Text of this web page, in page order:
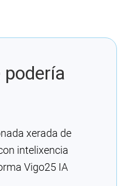
xerada de
intelixencia
Vigo25 IA